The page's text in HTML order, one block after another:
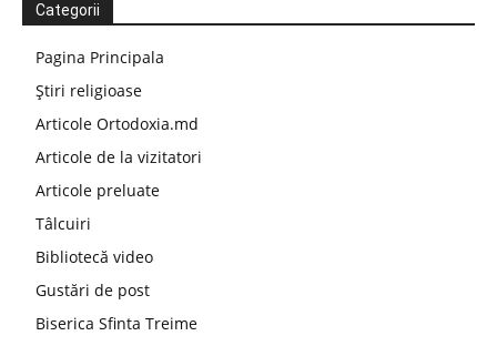
Categorii
Pagina Principala
Știri religioase
Articole Ortodoxia.md
Articole de la vizitatori
Articole preluate
Tâlcuiri
Bibliotecă video
Gustări de post
Biserica Sfinta Treime